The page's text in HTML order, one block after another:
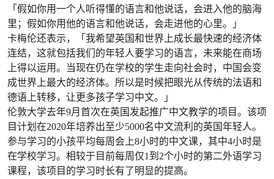
「假如你用一个人听得懂的语言和他说话，会进入他的脑海
里；假如你用他的语言和他说话，会走进他的心里。」
卡梅伦还表示，「我希望英国和世界上成长最快速的经济体
连结，这就包括我们的年轻人要学习的语言，未来能在商场
上得以运用。当现在仍在学校的学生走向社会时，中国会变
成世界上最大的经济体。所以是时候把眼光从传统的法语和
德语上转移，让更多孩子学习中文。」
伦敦大学去年9月首次在英国发起推广中文教学的项目。该项
目计划在2020年培养出至少5000名中文流利的英国年轻人。
参与学习的小孩平均每周会上8小时的中文课，其中4小时是
在学校学习。相较于目前每周仅1到2个小时的第二外语学习
课程，该项目的学习时长有了明显的提高。